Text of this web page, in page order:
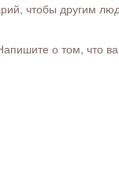
чтобы другим
о том, что